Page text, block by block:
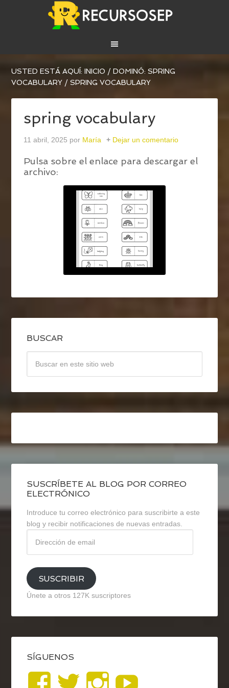
USTED ESTÁ AQUÍ:INICIO / DOMINÓ: SPRING
VOCABULARY / SPRING VOCABULARY
spring vocabulary
11 abril, 2025 por María Dejar un comentario
Pulsa sobre el enlace para descargar el
archivo:
BUSCAR
SUSCRÍBETE AL BLOG POR CORREO
ELECTRÓNICO
Introduce tu correo electrónico para suscribirte a este
blog y recibir notificaciones de nuevas entradas.
email
SUSCRIBIR
Únete a otros 127K suscriptores
SÍGUENOS
VerVerVer